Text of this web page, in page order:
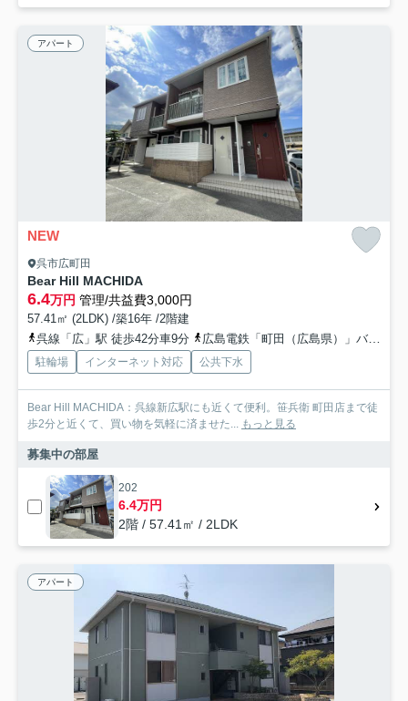
アパート
NEW
呉市広町田
Bear Hill MACHIDA
6.4万円 管理/共益費3,000円
57.41㎡ (2LDK) /築16年 /2階建
呉線「広」駅 徒歩42分車9分
広島電鉄「町田（広島県）」バス停下車 徒歩1分
駐輪場 インターネット対応 公共下水
Bear Hill MACHIDA：呉線新広駅にも近くて便利。笹兵衛 町田店まで徒
歩2分と近くて、買い物を気軽に済ませた... もっと見る
募集中の部屋
202
6.4万円
2階 / 57.41㎡ / 2LDK
アパート